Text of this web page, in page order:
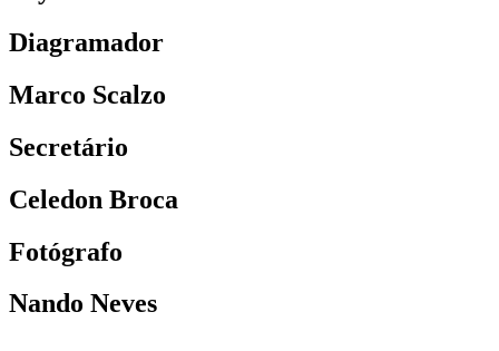
Diagramador
Marco Scalzo
Secretário
Celedon Broca
Fotógrafo
Nando Neves